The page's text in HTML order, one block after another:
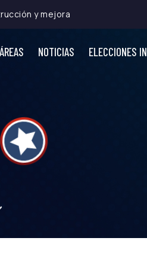
y mejora
ÁREAS NOTICIAS ELECCIONES